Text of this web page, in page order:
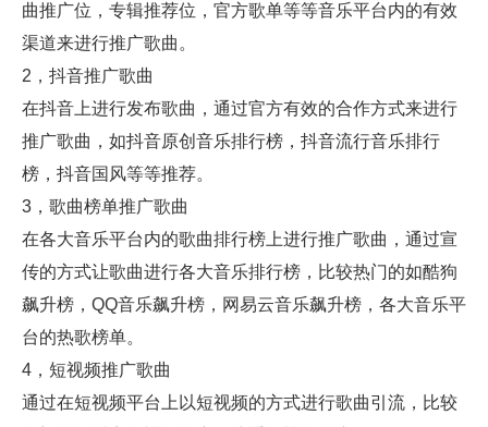
曲推广位，专辑推荐位，官方歌单等等音乐平台内的有效
渠道来进行推广歌曲。
2，抖音推广歌曲
在抖音上进行发布歌曲，通过官方有效的合作方式来进行
推广歌曲，如抖音原创音乐排行榜，抖音流行音乐排行
榜，抖音国风等等推荐。
3，歌曲榜单推广歌曲
在各大音乐平台内的歌曲排行榜上进行推广歌曲，通过宣
传的方式让歌曲进行各大音乐排行榜，比较热门的如酷狗
飙升榜，QQ音乐飙升榜，网易云音乐飙升榜，各大音乐平
台的热歌榜单。
4，短视频推广歌曲
通过在短视频平台上以短视频的方式进行歌曲引流，比较